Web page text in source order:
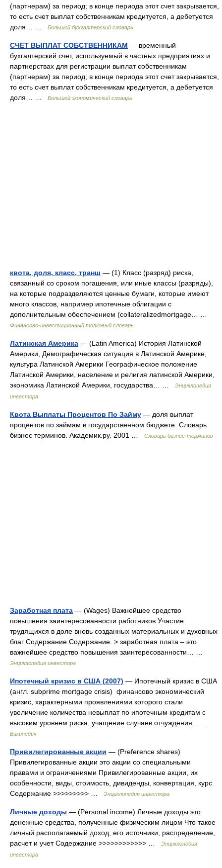
(партнерам) за период; в конце периода этот счет закрывается,
то есть счет выплат собственникам кредитуется, а дебетуется
доля… …
Большой бухгалтерский словарь
СЧЕТ ВЫПЛАТ СОБСТВЕННИКАМ — временный
бухгалтерский счет, используемый в частных предприятиях и
партнерствах для регистрации выплат собственникам
(партнерам) за период; в конце периода этот счет закрывается,
то есть счет выплат собственникам кредитуется, а дебетуется
доля… …
Большой экономический словарь
квота, доля, класс, транш — (1) Класс (разряд) риска,
связанный со сроком погашения, или иные классы (разряды),
на которые подразделяются ценные бумаги, которые имеют
много классов, например ипотечные облигации с
дополнительным обеспечением (collateralizedmortgage… …
Финансово-инвестиционный толковый словарь
Латинская Америка — (Latin America) История Латинской
Америки, Демографическая ситуация в Латинской Америке,
культура Латинской Америки Географическое положение
Латинской Америки, население и религия латинской Америки,
экономика Латинской Америки, государства… …
Энциклопедия
инвестора
Квота Выплаты Процентов По Займу — доля выплат
процентов по займам в государственном бюджете. Словарь
бизнес терминов. Академик.ру. 2001 …
Словарь бизнес-терминов
Заработная плата — (Wages) Важнейшее средство
повышения заинтересованности работников Участие
трудящихся в доле вновь созданных материальных и духовных
благ Содержание Содержание. > заработная плата – это
важнейшее средство повышения заинтересованности… …
Энциклопедия инвестора
Ипотечный кризис в США (2007) — Ипотечный кризис в США
(англ. subprime mortgage crisis) финансово экономический
кризис, характерными проявлениями которого стали
увеличение количества невыплат по ипотечным кредитам с
высоким уровнем риска, учащение случаев отчуждения… …
Википедия
Привилегированные акции — (Preference shares)
Привилегированные акции это акции со специальными
правами и ограничениями Привилегированные акции, их
особенности, виды, стоимость, дивиденды, конвертация, курс
Содержание >>>>>>>>> …
Энциклопедия инвестора
Личные доходы — (Personal income) Личные доходы это
денежные средства, полученные физическим лицом Что такое
личный располагаемый доход, его источники, распределение,
расчет и учет Содержание >>>>>>>>>>>> …
Энциклопедия
инвестора